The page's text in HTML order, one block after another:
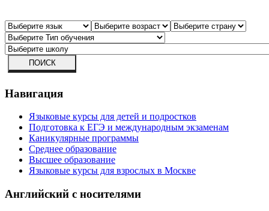
Навигация
Языковые курсы для детей и подростков
Подготовка к ЕГЭ и международным экзаменам
Каникулярные программы
Среднее образование
Высшее образование
Языковые курсы для взрослых в Москве
Английский с носителями